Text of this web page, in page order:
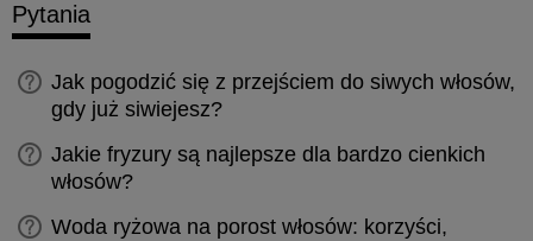
Pytania
Jak pogodzić się z przejściem do siwych włosów,
gdy już siwiejesz?
Jakie fryzury są najlepsze dla bardzo cienkich
włosów?
Woda ryżowa na porost włosów: korzyści,